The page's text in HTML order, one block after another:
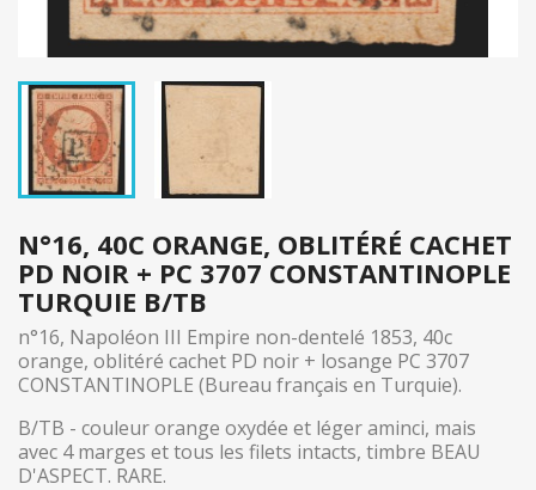
N°16, 40C ORANGE, OBLITÉRÉ CACHET
PD NOIR + PC 3707 CONSTANTINOPLE
TURQUIE B/TB
n°16, Napoléon III Empire non-dentelé 1853, 40c
orange, oblitéré cachet PD noir + losange PC 3707
CONSTANTINOPLE (Bureau français en Turquie).
B/TB - couleur orange oxydée et léger aminci, mais
avec 4 marges et tous les filets intacts, timbre BEAU
D'ASPECT. RARE.